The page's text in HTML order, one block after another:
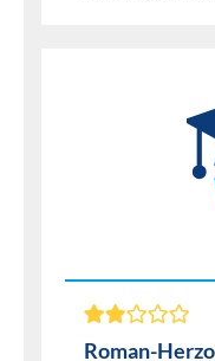
Roman-